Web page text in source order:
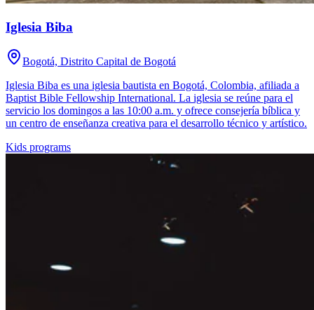
Iglesia Biba
Bogotá, Distrito Capital de Bogotá
Iglesia Biba es una iglesia bautista en Bogotá, Colombia, afiliada a
Baptist Bible Fellowship International. La iglesia se reúne para el
servicio los domingos a las 10:00 a.m. y ofrece consejería bíblica y
un centro de enseñanza creativa para el desarrollo técnico y artístico.
Kids programs